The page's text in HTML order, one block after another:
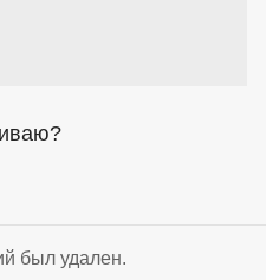
был удален.